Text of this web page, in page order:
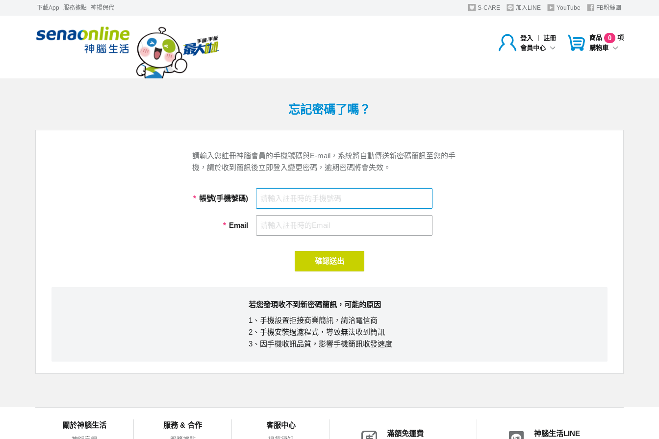
下載App 服務據點 神揚保代 S-CARE 加入LINE YouTube FB粉絲團
登入 ︱
註冊
會員中心
商品 0
項
購物車
忘記密碼了嗎？
請輸入您註冊神腦會員的手機號碼與E-mail，系統將自動傳送新密碼簡訊至您的手
機，請於收到簡訊後立即登入變更密碼，逾期密碼將會失效。
* 帳號(手機號碼)
* Email
確認送出
若您發現收不到新密碼簡訊，可能的原因
1、手機設置拒接商業簡訊，請洽電信商
2、手機安裝過濾程式，導致無法收到簡訊
3、因手機收訊品質，影響手機簡訊收發速度
關於神腦生活 服務 & 合作 客服中心
滿額免運費 神腦生活LINE